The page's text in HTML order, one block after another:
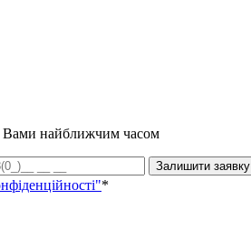
Вами найближчим часом
Залишити заявку
*